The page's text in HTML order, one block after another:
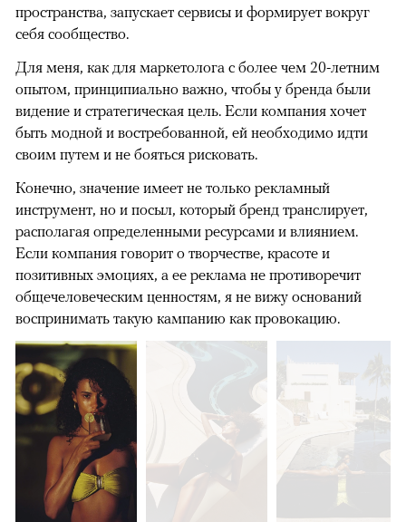
пространства, запускает сервисы и формирует вокруг
себя сообщество.
Для меня, как для маркетолога с более чем 20-летним
опытом, принципиально важно, чтобы у бренда были
видение и стратегическая цель. Если компания хочет
быть модной и востребованной, ей необходимо идти
своим путем и не бояться рисковать.
Конечно, значение имеет не только рекламный
инструмент, но и посыл, который бренд транслирует,
располагая определенными ресурсами и влиянием.
Если компания говорит о творчестве, красоте и
позитивных эмоциях, а ее реклама не противоречит
общечеловеческим ценностям, я не вижу оснований
воспринимать такую кампанию как провокацию.